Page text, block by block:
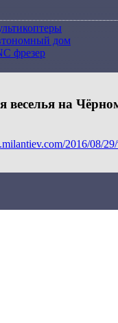
дом
фрезер
веселья на
2016/08/